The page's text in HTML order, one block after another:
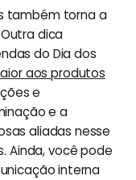
também torna a
dica
do Dia dos
aos produtos
e
e a
aliadas nesse
Ainda, você pode
interna